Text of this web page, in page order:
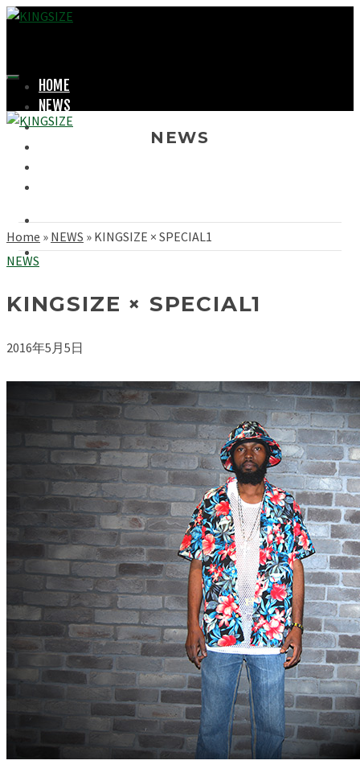
HOME
NEWS
LOOKBOOK
NEWS
Home » NEWS » KINGSIZE × SPECIAL1
NEWS
KINGSIZE × SPECIAL1
2016年5月5日